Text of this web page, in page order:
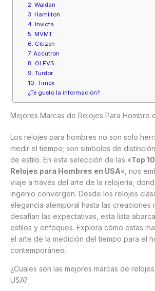
2. Waldan
3. Hamilton
4. Invicta
5. MVMT
6. Citizen
7. Accutron
8. OLEVS
9. Turdor
10. Timex
¿Te gusto la información?
Mejores Marcas de Relojes Para Hombre
Los relojes para hombres no son solo
medir el tiempo; son símbolos de
de estilo. En esta selección de las «Top
Relojes para Hombres en USA«, nos
viaje a través del arte de la relojería,
ingenio convergen. Desde los relojes
elegancia atemporal hasta las creaciones
desafían las expectativas, esta lista
estilos y enfoques. Explora cómo estas
el arte de la medición del tiempo para el
contemporáneo.
¿Cuales son las mejores marcas de
USA?